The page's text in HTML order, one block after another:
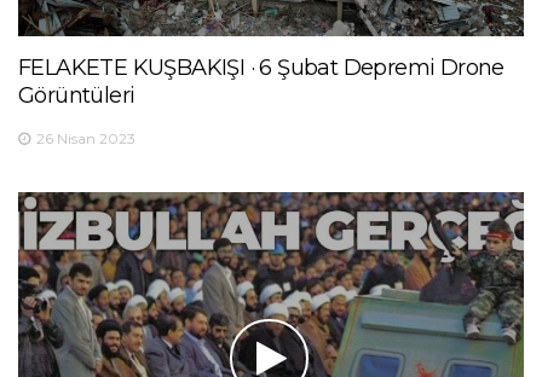
FELAKETE KUŞBAKIŞI · 6 Şubat Depremi Drone
Görüntüleri
26 Nisan 2023